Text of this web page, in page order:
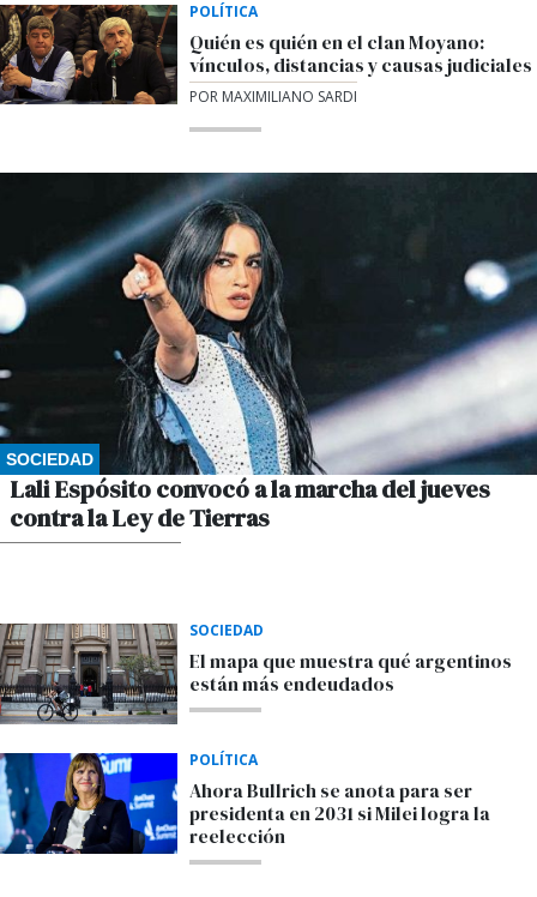
POLÍTICA
Quién es quién en el clan Moyano:
vínculos, distancias y causas judiciales
POR MAXIMILIANO SARDI
SOCIEDAD
Lali Espósito convocó a la marcha del jueves
contra la Ley de Tierras
SOCIEDAD
El mapa que muestra qué argentinos
están más endeudados
POLÍTICA
Ahora Bullrich se anota para ser
presidenta en 2031 si Milei logra la
reelección